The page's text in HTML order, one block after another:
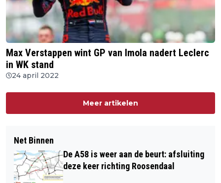
Max Verstappen wint GP van Imola nadert Leclerc
in WK stand
24 april 2022
Meer artikelen
Net Binnen
De A58 is weer aan de beurt: afsluiting
deze keer richting Roosendaal